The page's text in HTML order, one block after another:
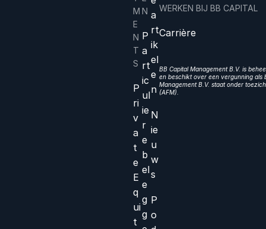
M
E
N
T
S
P
ri
v
a
t
e
E
q
ui
t
N
P
a
rt
ic
ul
ie
r
e
b
el
e
g
g
a
rt
ik
el
e
n
N
ie
u
w
s
P
o
WERKEN BIJ BB CAPITAL
Carrière
BB Capital Management B.V. is
en beschikt over een vergunning als
Management B.V. staat onder
(AFM).